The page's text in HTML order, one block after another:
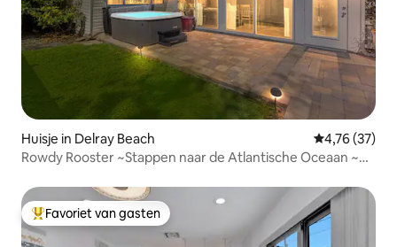
Huisje in Delray Beach Gemiddelde
4,76 (37)
Rowdy Rooster ~Stappen naar de Atlantische Oceaan ~
Topfavoriet van gasten
Favoriet van gasten